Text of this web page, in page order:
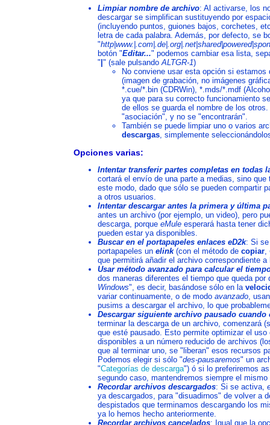
Limpiar nombre de archivo: Al activarse, los
descargar se simplifican sustituyendo por
(incluyendo puntos, guiones bajos, corchetes,
letra de cada palabra. Además, por defecto, se
"
botón "Editar..." podemos cambiar esa lista,
" " (sale pulsandoALTGR-1)
No conviene usar esta opción si
(imagen de grabación, no imágenes
*.cue/*.bin (CDRWin), *.mds/*.mdf
ya que para su correcto funcionamiento
de ellos se guarda el nombre de los
"asociación", y no se "encontrarán".
También se puede limpiar uno o varios
descargas, simplemente
Opciones varias:
Intentar transferir partes completas en todas
cortará el envío de una parte a medias, sino
este modo, dado que sólo se pueden compartir
a otros usuarios.
Intentar descargar antes la primera y última
antes un archivo (por ejemplo, un video), pero
descarga, porque eMule esperará hasta tener
pueden estar ya disponibles.
Buscar en el portapapeles enlaces eD2k: Si se
portapapeles un elink(con el método de copiar,
que permitirá añadir el archivo correspondiente
Usar método avanzado para calcular el
dos maneras diferentes el tiempo que queda
Windows", es decir, basándose sólo en la
variar continuamente, o de modo avanzado,
pusims a descargar el archivo, lo que
Descargar siguiente archivo pausado cuando
terminar la descarga de un archivo, comenzará
que esté pausado. Esto permite optimizar el
disponibles a un número reducido de archivos
que al terminar uno, se "liberan" esos recursos
Podemos elegir si sólo "des-pausaremos" un
"Categorías de descarga") ó si lo preferiremos
segundo caso, mantendremos siempre el
Recordar archivos descargados: Si se activa,
ya descargados, para "disuadirnos" de volver a
despistados que terminamos descargando los
ya lo hemos hecho anteriormente.
Recordar archivos cancelados: Igual que la